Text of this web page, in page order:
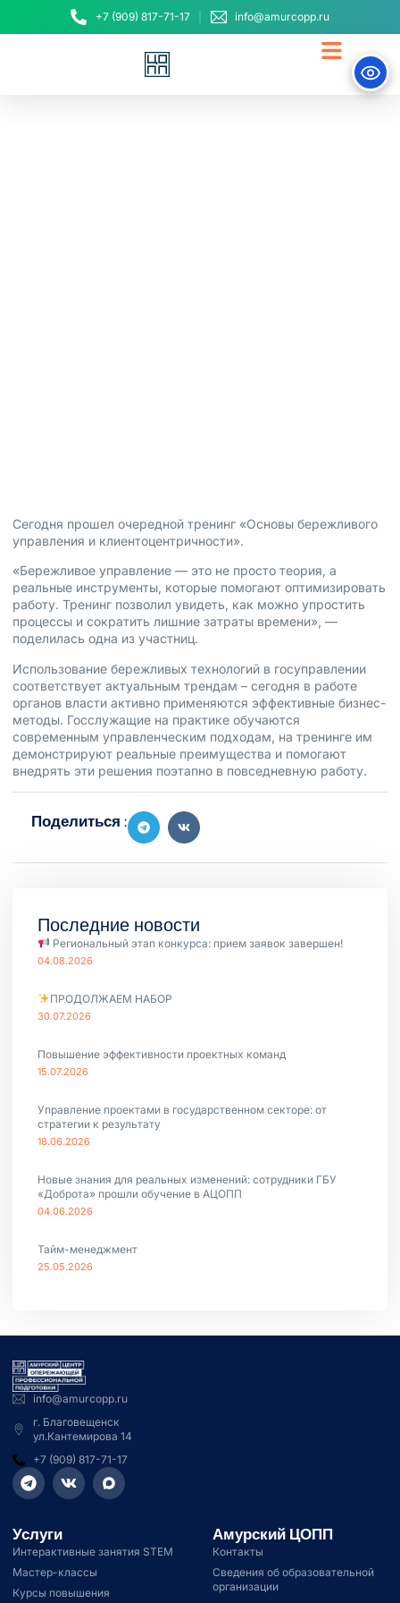
+7 (909) 817-71-17 info@amurcopp.ru
Сегодня прошел очередной тренинг «Основы бережливого
управления и клиентоцентричности».
«Бережливое управление — это не просто теория, а
реальные инструменты, которые помогают оптимизировать
работу. Тренинг позволил увидеть, как можно упростить
процессы и сократить лишние затраты времени», —
поделилась одна из участниц.
Использование бережливых технологий в госуправлении
соответствует актуальным трендам – сегодня в работе
органов власти активно применяются эффективные бизнес-
методы. Госслужащие на практике обучаются
современным управленческим подходам, на тренинге им
демонстрируют реальные преимущества и помогают
внедрять эти решения поэтапно в повседневную работу.
Поделиться :
Последние новости
Региональный этап конкурса: прием заявок завершен!
04.08.2026
ПРОДОЛЖАЕМ НАБОР
30.07.2026
Повышение эффективности проектных команд
15.07.2026
Управление проектами в государственном секторе: от
стратегии к результату
18.06.2026
Новые знания для реальных изменений: сотрудники ГБУ
«Доброта» прошли обучение в АЦОПП
04.06.2026
Тайм-менеджмент
25.05.2026
info@amurcopp.ru
г. Благовещенск
ул.Кантемирова 14
+7 (909) 817-71-17
Услуги
Интерактивные занятия STEM
Мастер-классы
Курсы повышения
Амурский ЦОПП
Контакты
Сведения об образовательной
организации